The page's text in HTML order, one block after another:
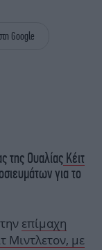
Google
της Ουαλίας Κέιτ
για το
επίμαχη
Μιντλετον, με